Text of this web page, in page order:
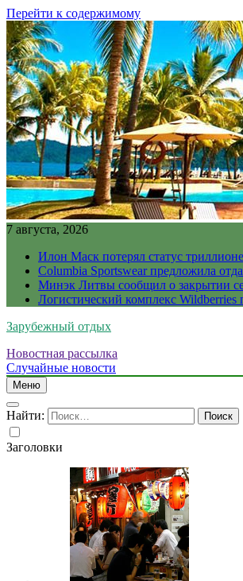
Перейти к содержимому
7 августа, 2026
Илон Маск потерял статус
Columbia Sportswear предложила
Минэк Литвы сообщил о закрытии
Логистический комплекс Wildberries
Зарубежный отдых
Новостная рассылка
Случайные новости
Меню
Найти:
Заголовки